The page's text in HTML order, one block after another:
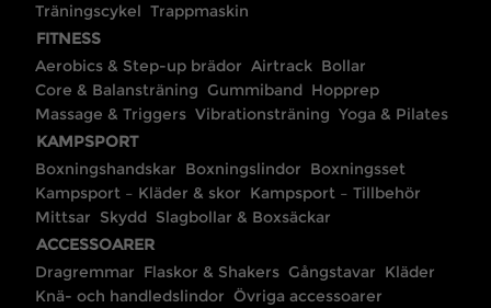
Träningscykel Trappmaskin
FITNESS
Aerobics & Step-up brädor Airtrack Bollar
Core & Balansträning Gummiband Hopprep
Massage & Triggers Vibrationsträning Yoga & Pilates
KAMPSPORT
Boxningshandskar Boxningslindor Boxningsset
Kampsport – Kläder & skor Kampsport – Tillbehör
Mittsar Skydd Slagbollar & Boxsäckar
ACCESSOARER
Dragremmar Flaskor & Shakers Gångstavar Kläder
Knä- och handledslindor Övriga accessoarer